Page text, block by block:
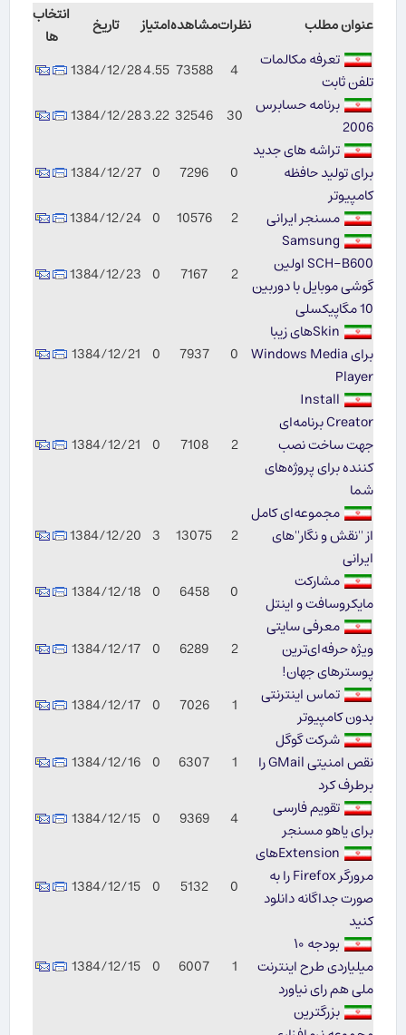
عنوان مطلب نظراتمشاهدهامتیاز تاریخ
انتخاب
ها
تعرفه مكالمات
تلفن ثابت
4
73588
4.55
1384/12/28
برنامه حسابرس
2006
30
32546
3.22
1384/12/28
تراشه های جدید
برای تولید حافظه
كامپیوتر
0
7296
0
1384/12/27
مسنجر ایرانی
2
10576
0
1384/12/24
Samsung
SCH-B600 اولین
گوشی موبایل با دوربین
10 مگاپیکسلی
2
7167
0
1384/12/23
Skinهای زیبا
برای Windows Media
Player
0
7937
0
1384/12/21
Install
Creator برنامه‌ای
جهت ساخت نصب
كننده برای پروژه‌های
شما
2
7108
0
1384/12/21
مجموعه‌ای كامل
از ''نقش و نگار''های
ایرانی
2
13075
3
1384/12/20
مشاركت
مایكروسافت و اینتل
0
6458
0
1384/12/18
معرفی سایتی
ویژه حرفه‌ای‌ترین
پوسترهای جهان!
2
6289
0
1384/12/17
تماس اینترنتی
بدون كامپیوتر
1
7026
0
1384/12/17
شركت گوگل
نقص امنیتی GMail را
برطرف كرد
1
6307
0
1384/12/16
تقویم فارسی
برای یاهو مسنجر
4
9369
0
1384/12/15
Extensionهای
مرورگر Firefox را به
صورت جداگانه دانلود
كنید
0
5132
0
1384/12/15
بودجه ۱۰
میلیاردی طرح اینترنت
ملی هم رای نیاورد
1
6007
0
1384/12/15
بزرگترین